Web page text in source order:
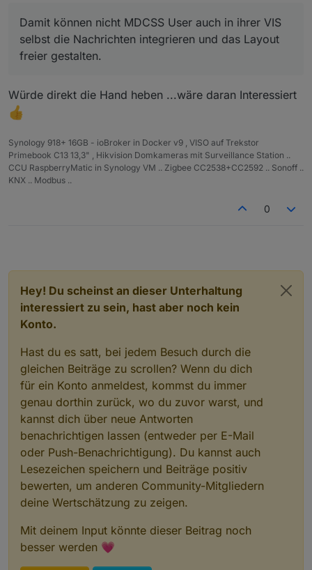
MDCSS. Die bestehende HTML Tabelle würde dann
rausgenommen werden.
Damit können nicht MDCSS User auch in ihrer VIS
selbst die Nachrichten integrieren und das Layout
freier gestalten.
Würde direkt die Hand heben ...wäre daran Interessiert
Synology 918+ 16GB - ioBroker in Docker v9 , VISO auf Trekstor
Primebook C13 13,3" , Hikvision Domkameras mit Surveillance Station ..
CCU RaspberryMatic in Synology VM .. Zigbee CC2538+CC2592 .. Sonoff ..
KNX .. Modbus ..
0
Hey! Du scheinst an dieser Unterhaltung
interessiert zu sein, hast aber noch kein
Konto.
Hast du es satt, bei jedem Besuch durch die
gleichen Beiträge zu scrollen? Wenn du dich
für ein Konto anmeldest, kommst du immer
genau dorthin zurück, wo du zuvor warst, und
kannst dich über neue Antworten
benachrichtigen lassen (entweder per E-Mail
oder Push-Benachrichtigung). Du kannst auch
Lesezeichen speichern und Beiträge positiv
bewerten, um anderen Community-Mitgliedern
deine Wertschätzung zu zeigen.
Mit deinem Input könnte dieser Beitrag noch
besser werden 💗